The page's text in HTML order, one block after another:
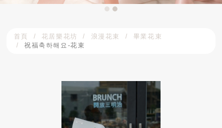
首頁 花居樂花坊 浪漫花束
畢業花束
祝福축하해요-花束